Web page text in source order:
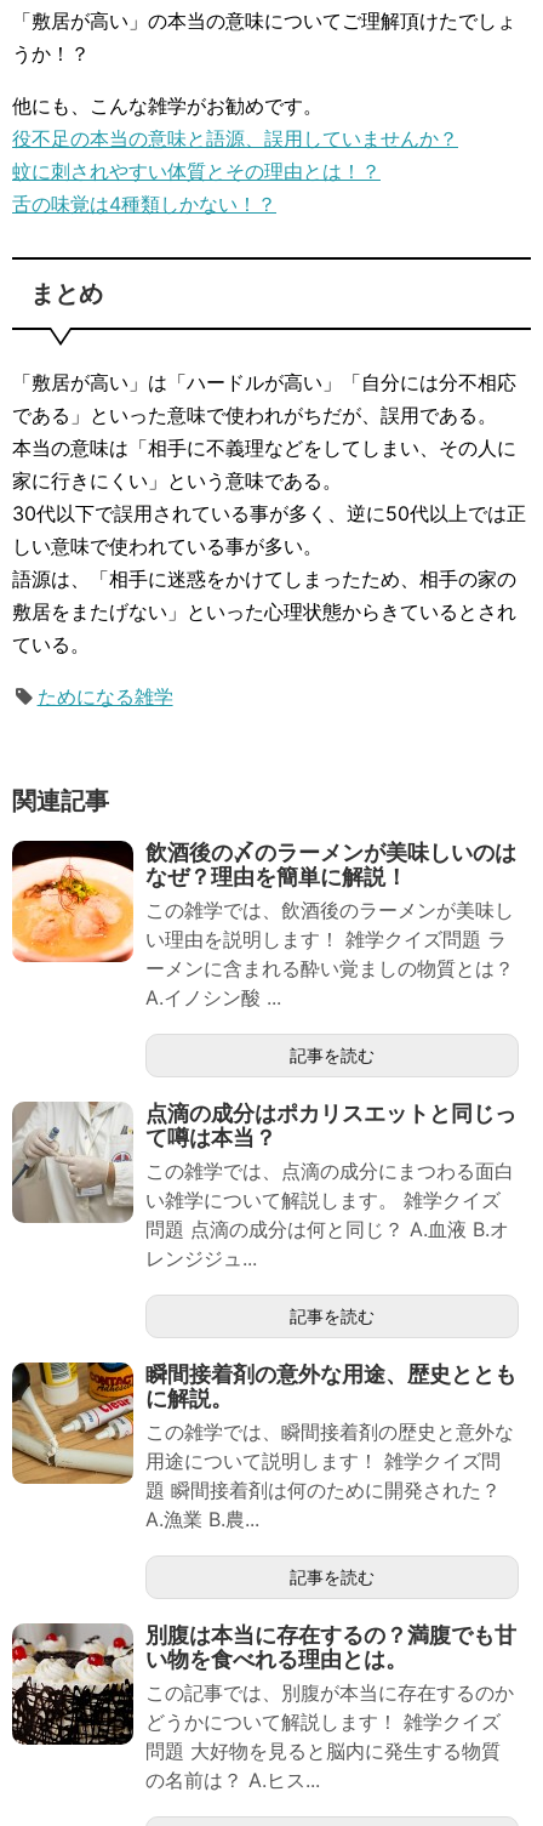
「敷居が高い」の本当の意味についてご理解頂けたでしょ
うか！？
他にも、こんな雑学がお勧めです。
役不足の本当の意味と語源、誤用していませんか？
蚊に刺されやすい体質とその理由とは！？
舌の味覚は4種類しかない！？
まとめ
「敷居が高い」は「ハードルが高い」「自分には分不相応
である」といった意味で使われがちだが、誤用である。
本当の意味は「相手に不義理などをしてしまい、その人に
家に行きにくい」という意味である。
30代以下で誤用されている事が多く、逆に50代以上では正
しい意味で使われている事が多い。
語源は、「相手に迷惑をかけてしまったため、相手の家の
敷居をまたげない」といった心理状態からきているとされ
ている。
ためになる雑学
関連記事
飲酒後の〆のラーメンが美味しいのは
なぜ？理由を簡単に解説！
この雑学では、飲酒後のラーメンが美味し
い理由を説明します！ 雑学クイズ問題 ラ
ーメンに含まれる酔い覚ましの物質とは？
A.イノシン酸 ...
記事を読む
点滴の成分はポカリスエットと同じっ
て噂は本当？
この雑学では、点滴の成分にまつわる面白
い雑学について解説します。 雑学クイズ
問題 点滴の成分は何と同じ？ A.血液 B.オ
レンジジュ...
記事を読む
瞬間接着剤の意外な用途、歴史ととも
に解説。
この雑学では、瞬間接着剤の歴史と意外な
用途について説明します！ 雑学クイズ問
題 瞬間接着剤は何のために開発された？
A.漁業 B.農...
記事を読む
別腹は本当に存在するの？満腹でも甘
い物を食べれる理由とは。
この記事では、別腹が本当に存在するのか
どうかについて解説します！ 雑学クイズ
問題 大好物を見ると脳内に発生する物質
の名前は？ A.ヒス...